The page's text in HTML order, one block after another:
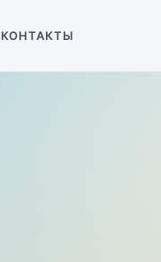
КОНТАКТЫ